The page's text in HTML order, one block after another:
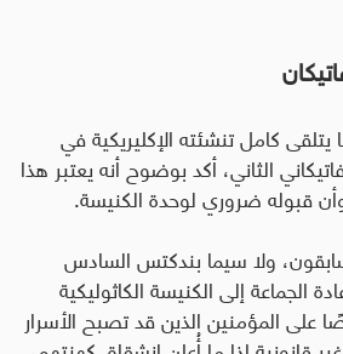
يتلقى كامل تنشئته الإكليريكية في
الثاني، أكد بوضوح أنه يعتبر هذا
قبوله ضروري لوحدة الكنيسة.
ولا سيما بندكتس السادس
الجماعة إلى الكنيسة الكاثوليكية
على المؤمنين الذين قد تصبح الأسرار